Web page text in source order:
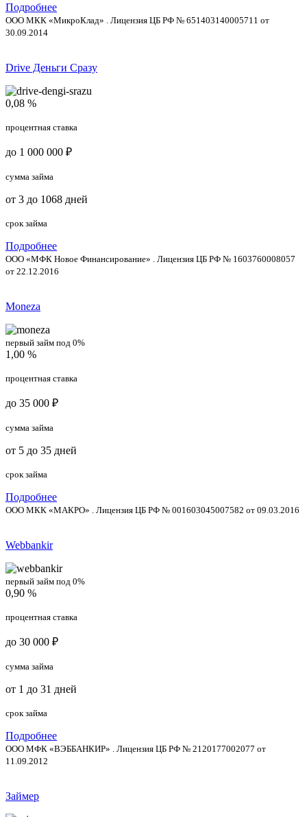
Подробнее
ООО МКК «МикроКлад» . Лицензия ЦБ РФ № 651403140005711 от
30.09.2014
Drive Деньги Сразу
0,08 %
процентная ставка
до 1 000 000 ₽
сумма займа
от 3 до 1068 дней
срок займа
Подробнее
ООО «МФК Новое Финансирование» . Лицензия ЦБ РФ № 1603760008057
от 22.12.2016
Moneza
первый займ под 0%
1,00 %
процентная ставка
до 35 000 ₽
сумма займа
от 5 до 35 дней
срок займа
Подробнее
ООО МКК «МАКРО» . Лицензия ЦБ РФ № 001603045007582 от 09.03.2016
Webbankir
первый займ под 0%
0,90 %
процентная ставка
до 30 000 ₽
сумма займа
от 1 до 31 дней
срок займа
Подробнее
ООО МФК «ВЭББАНКИР» . Лицензия ЦБ РФ № 2120177002077 от
11.09.2012
Займер